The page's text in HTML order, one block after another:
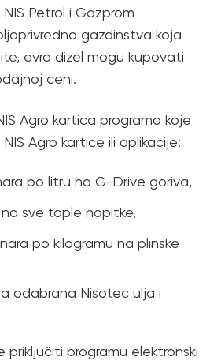
Petrol i Gazprom
gazdinstva koja
evro dizel mogu kupovati
ceni.
Agro kartica programa koje
Agro kartice ili aplikacije:
po litru na G-Drive goriva,
sve tople napitke,
po kilogramu na plinske
odabrana Nisotec ulja i
priključiti programu elektronski